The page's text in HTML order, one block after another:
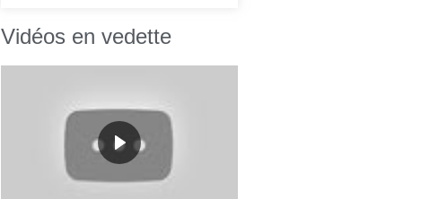
Vidéos en vedette